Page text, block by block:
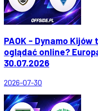
PAOK - Dynamo
oglądać online?
30.07.2026
2026-07-30